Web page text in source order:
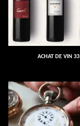
ACHAT DE VIN 33